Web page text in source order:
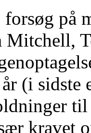
forsøg
Mitchell,
(i sidste
kravet